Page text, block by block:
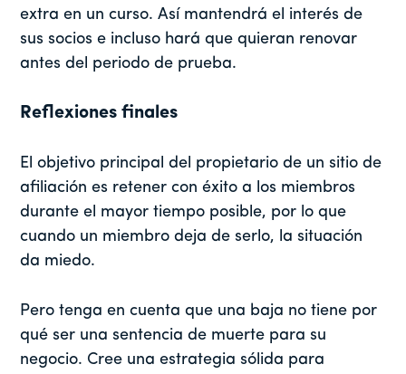
extra en un curso. Así mantendrá el interés de
sus socios e incluso hará que quieran renovar
antes del periodo de prueba.
Reflexiones finales
El objetivo principal del propietario de un sitio de
afiliación es retener con éxito a los miembros
durante el mayor tiempo posible, por lo que
cuando un miembro deja de serlo, la situación
da miedo.
Pero tenga en cuenta que una baja no tiene por
qué ser una sentencia de muerte para su
negocio. Cree una estrategia sólida para